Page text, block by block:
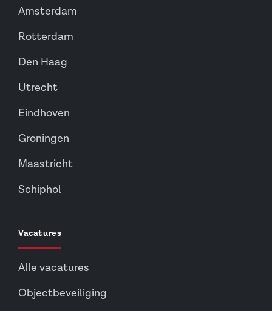
Amsterdam
Rotterdam
Den Haag
Utrecht
Eindhoven
Groningen
Maastricht
Schiphol
Vacatures
Alle vacatures
Objectbeveiliging